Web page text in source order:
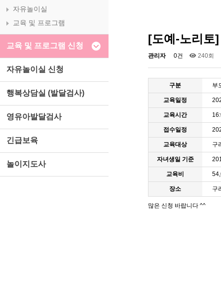
자유놀이실
교육 및 프로그램
교육 및 프로그램 신청
자유놀이실 신청
행복상담실 (발달검사)
영유아발달검사
긴급보육
놀이지도사
[도예-노리토]
관리자 0건 240회
구분 부
교육일정
교육시간
접수일정
교육대상 구
자녀생일 기준
교육비
장소 구
많은 신청 바랍니다 ^^